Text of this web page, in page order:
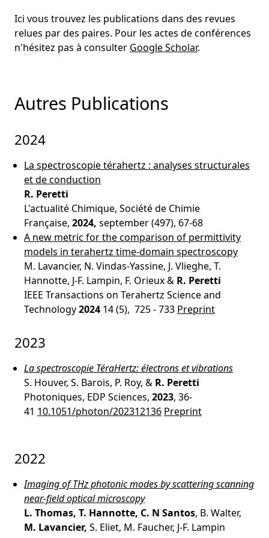
Ici vous trouvez les publications dans des revues
relues par des paires. Pour les actes de conférences
n'hésitez pas à consulter Google Scholar.
Autres Publications
2024
La spectroscopie térahertz : analyses structurales
et de conduction
R. Peretti
L'actualité Chimique, Société de Chimie
Française, 2024, september (497), 67-68
A new metric for the comparison of permittivity
models in terahertz time-domain spectroscopy
M. Lavancier, N. Vindas-Yassine, J. Vlieghe, T.
Hannotte, J-F. Lampin, F. Orieux & R. Peretti
IEEE Transactions on Terahertz Science and
Technology2024 14 (5), 725 - 733 Preprint
2023
La spectroscopie TéraHertz: électrons et vibrations
S. Houver, S. Barois, P. Roy, & R. Peretti
Photoniques, EDP Sciences, 2023, 36-
41 10.1051/photon/202312136 Preprint
2022
Imaging of THz photonic modes by scattering scanning
near-field optical microscopy
L. Thomas, T. Hannotte, C. N Santos, B. Walter,
M. Lavancier, S. Eliet, M. Faucher, J-F. Lampin